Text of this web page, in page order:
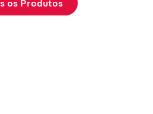
os Produtos